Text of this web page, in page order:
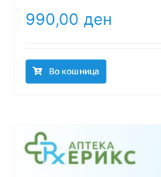
990,00 ден
Во кошница